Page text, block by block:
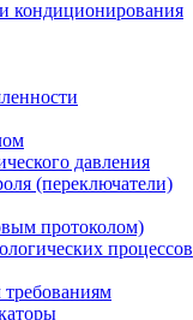
кондиционирования
давления
(переключатели)
протоколом)
процессов